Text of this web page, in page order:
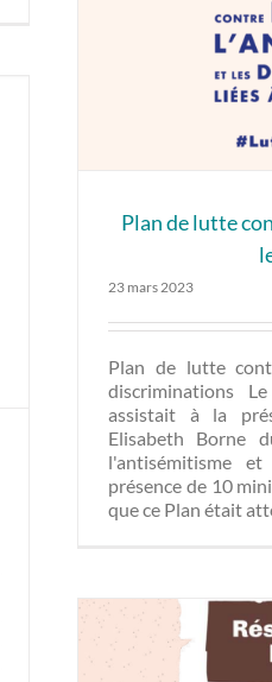
Plan de lutte
23 mars 2023
Plan de lutte
discriminations Le
assistait à la
Elisabeth Borne
l'antisémitisme
présence de 10
que ce Plan était